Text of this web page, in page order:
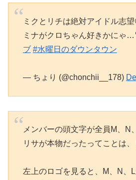
ミクとリチは絶対アイドル志望
ミナがクロちゃん好きかにゃ
ブ #水曜日のダウンタウン
— ちょり (@chonchii__178)
メンバーの頭文字が全員M、N
リサが本物だったってことは
左上のロゴを見ると、M、N、